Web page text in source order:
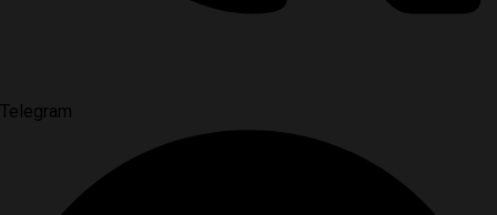
Telegram